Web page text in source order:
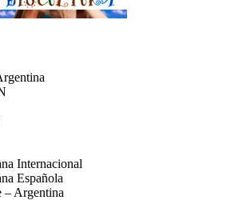
Internacional
Española
– Argentina